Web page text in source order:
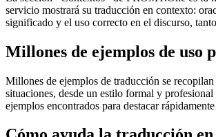
servicio mostrará su traducción en contexto:
significado y el uso correcto en el discurso,
Millones de ejemplos de uso
Millones de ejemplos de traducción se
situaciones, desde un estilo formal y
ejemplos encontrados para destacar